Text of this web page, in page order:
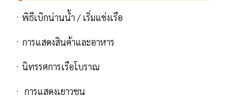
ㆍพิธีเบิกน่านน้ำ / เริ่มแข่งเรือ
ㆍการแสดงสินค้าและอาหาร
ㆍนิทรรศการเรือโบราณ
ㆍ การแสดงเยาวชน